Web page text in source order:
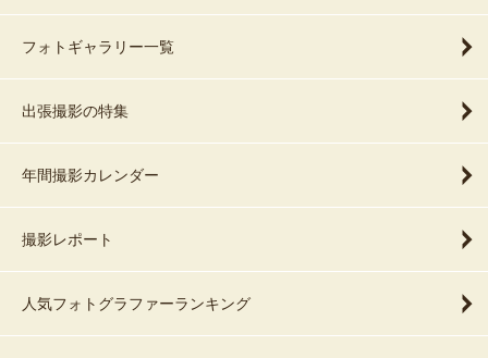
フォトギャラリー一覧
出張撮影の特集
年間撮影カレンダー
撮影レポート
人気フォトグラファーランキング